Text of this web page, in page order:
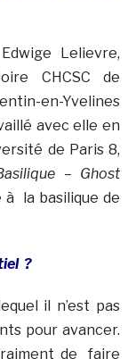
Lelievre,
CHCSC de
en-Yvelines
avec elle en
de Paris 8,
– Ghost
à la basilique de
?
il n’est pas
pour avancer.
de faire